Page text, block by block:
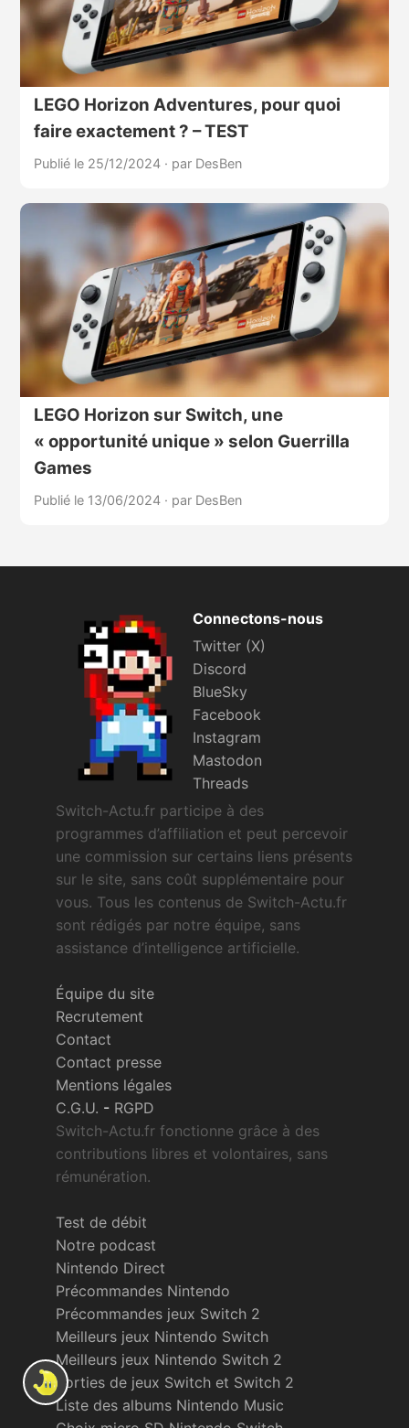
LEGO Horizon Adventures, pour quoi
faire exactement ? – TEST
Publié le 25/12/2024 · par DesBen
LEGO Horizon sur Switch, une
« opportunité unique » selon Guerrilla
Games
Publié le 13/06/2024 · par DesBen
Connectons-nous
Twitter (X)
Discord
BlueSky
Facebook
Instagram
Mastodon
Threads
Switch-Actu.fr participe à des
programmes d’affiliation et peut percevoir
une commission sur certains liens présents
sur le site, sans coût supplémentaire pour
vous. Tous les contenus de Switch-Actu.fr
sont rédigés par notre équipe, sans
assistance d’intelligence artificielle.
Équipe du site
Recrutement
Contact
Contact presse
Mentions légales
C.G.U. - RGPD
Switch-Actu.fr fonctionne grâce à des
contributions libres et volontaires, sans
rémunération.
Test de débit
Notre podcast
Nintendo Direct
Précommandes Nintendo
Précommandes jeux Switch 2
Meilleurs jeux Nintendo Switch
Meilleurs jeux Nintendo Switch 2
Sorties de jeux Switch et Switch 2
Liste des albums Nintendo Music